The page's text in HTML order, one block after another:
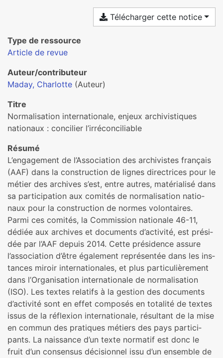
Télécharger cette notice
Type de ressource
Article de revue
Auteur/contributeur
Maday, Charlotte (Auteur)
Titre
Normalisation inter­na­tio­nale, enjeux archi­vis­ti­ques
natio­naux : conci­lier l’irré­conci­lia­ble
Résumé
L’enga­ge­ment de l’Association des archi­vis­tes fran­çais
(AAF) dans la cons­truc­tion de lignes direc­tri­ces pour le
métier des archi­ves s’est, entre autres, maté­ria­lisé dans
sa par­ti­ci­pa­tion aux comi­tés de nor­ma­li­sa­tion natio­
naux pour la cons­truc­tion de normes volon­tai­res.
Parmi ces comi­tés, la Commission natio­nale 46-11,
dédiée aux archi­ves et docu­ments d’acti­vité, est pré­si­
dée par l’AAF depuis 2014. Cette pré­si­dence assure
l’asso­cia­tion d’être également repré­sen­tée dans les ins­
tan­ces miroir inter­na­tio­na­les, et plus par­ti­cu­liè­re­ment
dans l’Organisation inter­na­tio­nale de nor­ma­li­sa­tion
(ISO). Les textes rela­tifs à la ges­tion des docu­ments
d’acti­vité sont en effet com­po­sés en tota­lité de textes
issus de la réflexion inter­na­tio­nale, résul­tant de la mise
en commun des pra­ti­ques métiers des pays par­ti­ci­
pants. La nais­sance d’un texte nor­ma­tif est donc le
fruit d’un consen­sus déci­sion­nel issu d’un ensem­ble de